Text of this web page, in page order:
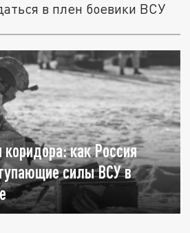
в плен боевики ВСУ
как Россия
силы ВСУ в